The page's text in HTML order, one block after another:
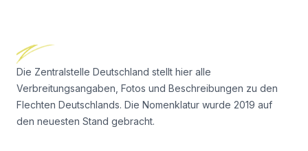
Die Zentralstelle Deutschland stellt hier alle
Verbreitungsangaben, Fotos und Beschreibungen zu den
Flechten Deutschlands. Die Nomenklatur wurde 2019 auf
den neuesten Stand gebracht.